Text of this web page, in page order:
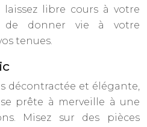
libre cours à votre
de donner vie à votre
tenues.
décontractée et élégante,
prête à merveille à une
Misez sur des pièces